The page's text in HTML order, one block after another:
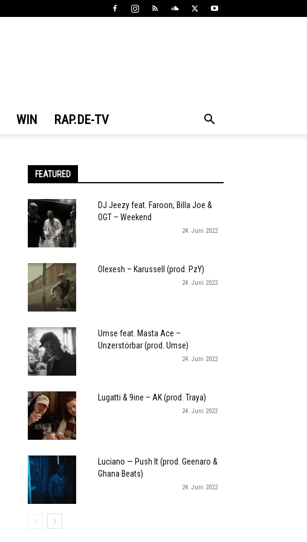
WIN RAP.DE-TV
FEATURED
DJ Jeezy feat. Faroon, Billa Joe &
OGT – Weekend
24. Juni 2022
Olexesh – Karussell (prod. PzY)
24. Juni 2022
Umse feat. Masta Ace –
Unzerstörbar (prod. Umse)
24. Juni 2022
Lugatti & 9ine – AK (prod. Traya)
24. Juni 2022
Luciano — Push It (prod. Geenaro &
Ghana Beats)
24. Juni 2022